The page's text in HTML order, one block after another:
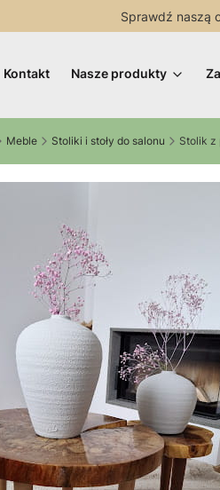
Sprawdź naszą
Kontakt Nasze produkty
Meble Stoliki i stoły do salonu Stolik z